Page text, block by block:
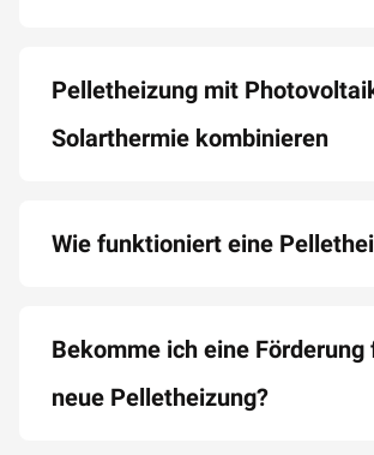
Pelletheizung mit
Solarthermie kombinieren
Wie funktioniert eine
Bekomme ich eine Förderung
neue Pelletheizung?